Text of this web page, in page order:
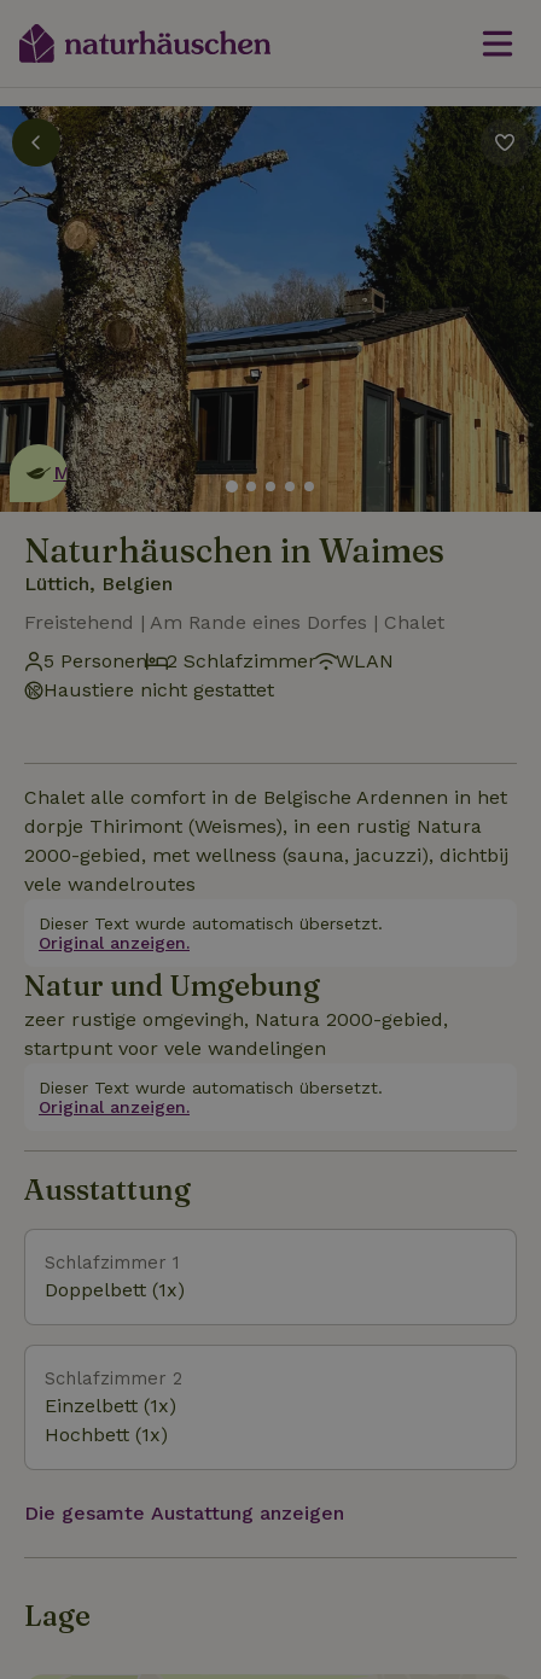
Dies ist ein
umweltschonendes
Naturhäuschen
Mehr erfahren
Naturhäuschen in Waimes
Lüttich, Belgien
Freistehend | Am Rande eines Dorfes | Chalet
5 Personen
2 Schlafzimmer
WLAN
Haustiere nicht gestattet
Chalet alle comfort in de Belgische Ardennen in het
dorpje Thirimont (Weismes), in een rustig Natura
2000-gebied, met wellness (sauna, jacuzzi), dichtbij
vele wandelroutes
Dieser Text wurde automatisch übersetzt.
Original anzeigen.
Natur und Umgebung
zeer rustige omgevingh, Natura 2000-gebied,
startpunt voor vele wandelingen
Dieser Text wurde automatisch übersetzt.
Original anzeigen.
Ausstattung
Schlafzimmer 1
Doppelbett (1x)
Schlafzimmer 2
Einzelbett (1x)
Hochbett (1x)
Die gesamte Austattung anzeigen
Lage